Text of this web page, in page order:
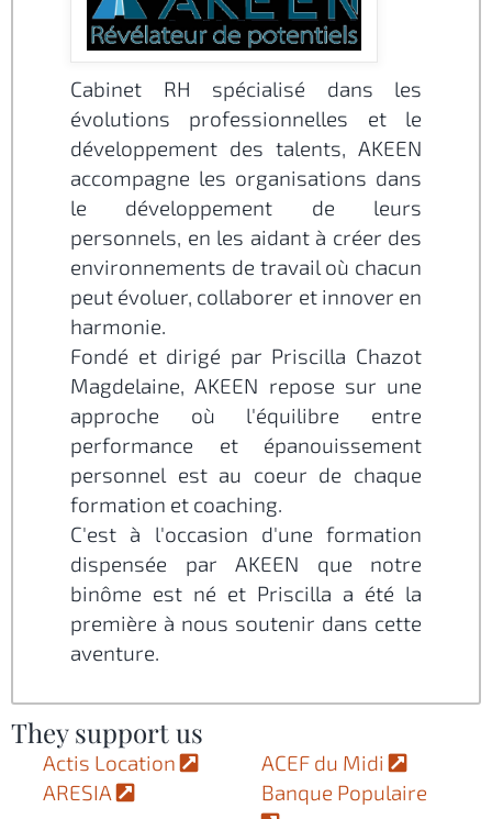
Cabinet RH spécialisé dans les
évolutions professionnelles et le
développement des talents, AKEEN
accompagne les organisations dans
le développement de leurs
personnels, en les aidant à créer des
environnements de travail où chacun
peut évoluer, collaborer et innover en
harmonie.
Fondé et dirigé par Priscilla Chazot
Magdelaine, AKEEN repose sur une
approche où l'équilibre entre
performance et épanouissement
personnel est au coeur de chaque
formation et coaching.
C'est à l'occasion d'une formation
dispensée par AKEEN que notre
binôme est né et Priscilla a été la
première à nous soutenir dans cette
aventure.
They support us
Actis Location
ACEF du Midi
ARESIA
Banque Populaire